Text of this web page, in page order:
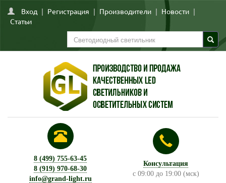
Вход | Регистрация | Производители | Новости |
Статьи
8 (499) 755-63-45
8 (919) 970-68-30
info@grand-light.ru
Консультация
с 09:00 до 19:00 (мск)